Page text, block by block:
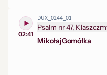
02:41
DUX_0244_01
Psalm nr 47,
MikołajGomółka